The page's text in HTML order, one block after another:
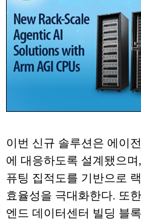
이번 신규 솔루션은 에이
에 대응하도록 설계됐으
퓨팅 집적도를 기반으로
효율성을 극대화한다. 또
엔드 데이터센터 빌딩 블